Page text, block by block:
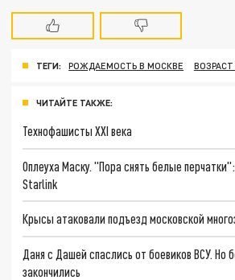
ТЕГИ: РОЖДАЕМОСТЬ В МОСКВЕ
ЧИТАЙТЕ ТАКЖЕ:
Технофашисты XXI века
Оплеуха Маску. "Пора снять белые
Starlink
Крысы атаковали подъезд московской
Даня с Дашей спаслись от боевиков ВСУ. Но
закончились